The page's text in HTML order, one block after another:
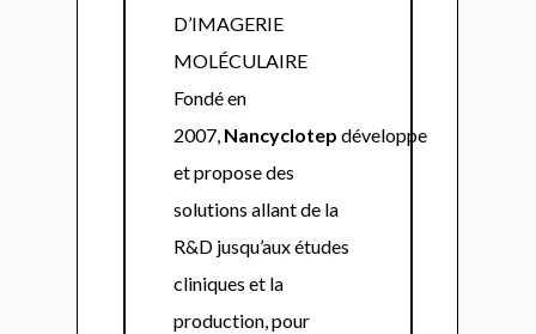
D’IMAGERIE
MOLÉCULAIRE
Fondé en
2007, Nancyclotep développe
et propose des
solutions allant de la
R&D jusqu’aux études
cliniques et la
production, pour